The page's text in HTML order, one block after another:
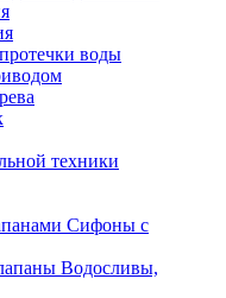
воды
техники
Сифоны с
Водосливы,